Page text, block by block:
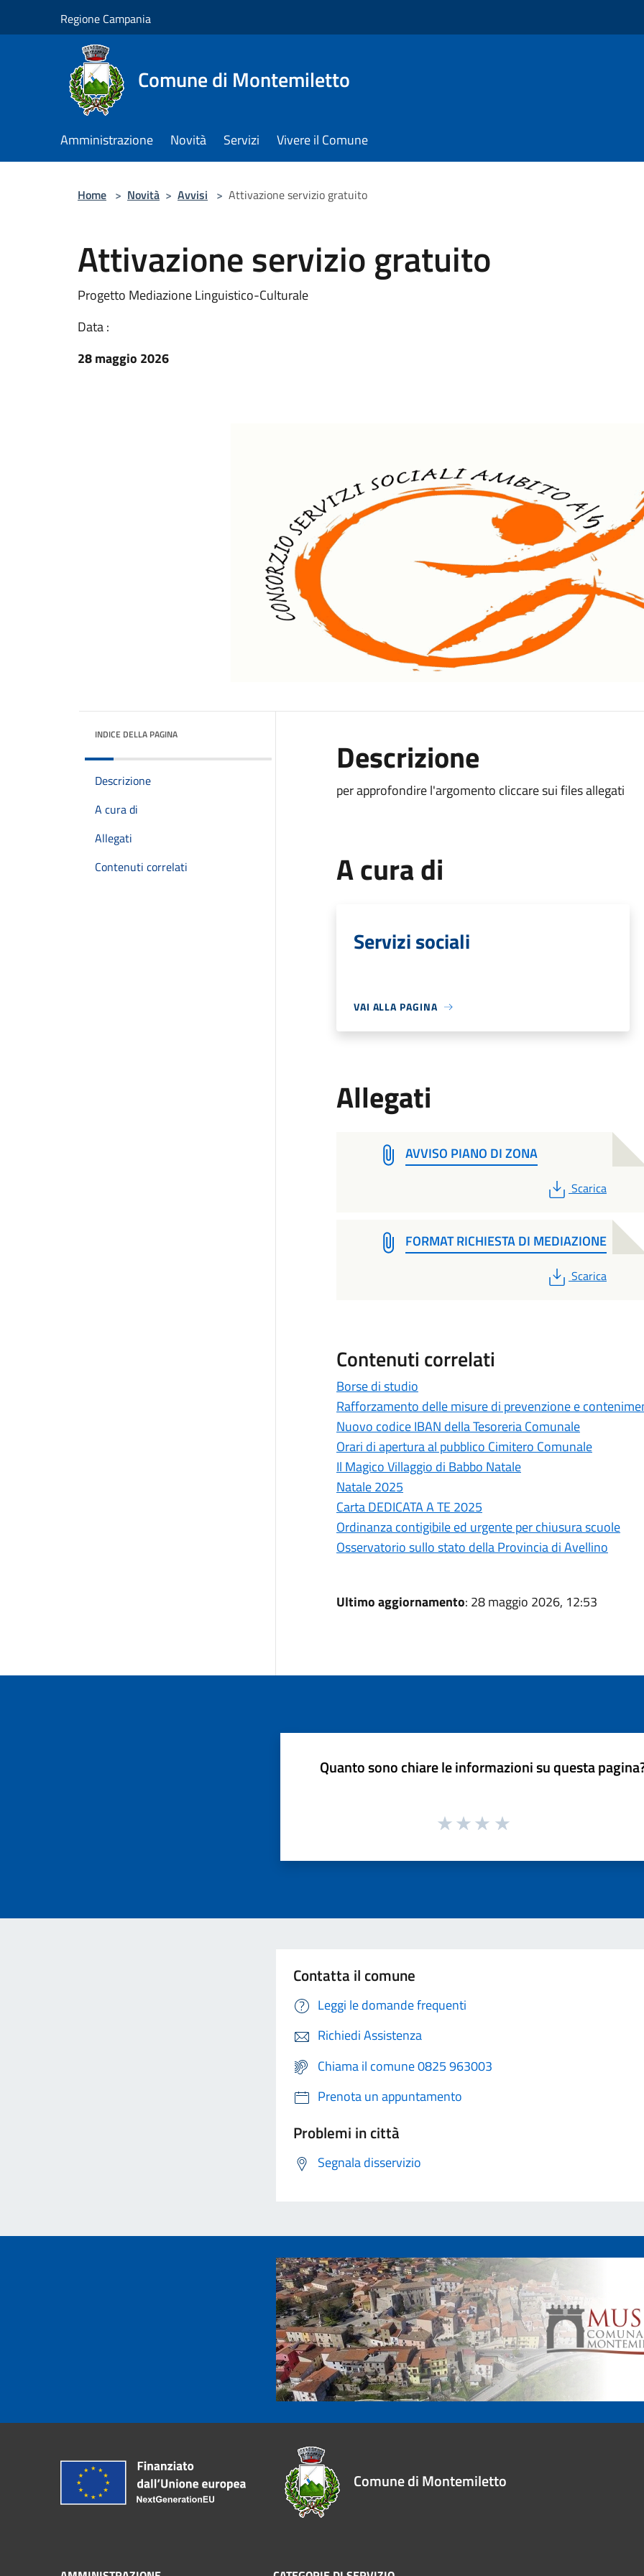
Regione Campania
Comune di Montemiletto
Amministrazione Novità Servizi Vivere il Comune
Home > Novità > Avvisi > Attivazione servizio gratuito
Attivazione servizio gratuito
Progetto Mediazione Linguistico-Culturale
Data :
28 maggio 2026
INDICE DELLA PAGINA
Descrizione
A cura di
Allegati
Contenuti correlati
Descrizione
per approfondire l'argomento cliccare sui files allegati
A cura di
Servizi sociali
VAI ALLA PAGINA
Allegati
AVVISO PIANO DI ZONA
PDF
Scarica
FORMAT RICHIESTA DI MEDIAZIONE
PDF
Scarica
Contenuti correlati
Borse di studio
Rafforzamento delle misure di prevenzione e
Nuovo codice IBAN della Tesoreria Comunale
Orari di apertura al pubblico Cimitero Comunale
Il Magico Villaggio di Babbo Natale
Natale 2025
Carta DEDICATA A TE 2025
Ordinanza contigibile ed urgente per chiusura scuole
Osservatorio sullo stato della Provincia di Avellino
Ultimo aggiornamento: 28 maggio 2026, 12:53
Quanto sono chiare le informazioni su questa
Contatta il comune
Leggi le domande frequenti
Richiedi Assistenza
Chiama il comune 0825 963003
Prenota un appuntamento
Problemi in città
Segnala disservizio
Comune di Montemiletto